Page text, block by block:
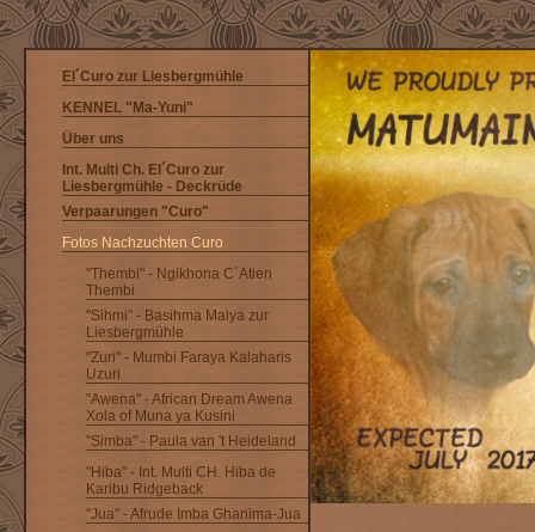
El´Curo zur Liesbergmühle
KENNEL "Ma-Yuni"
Über uns
Int. Multi Ch. El´Curo zur
Liesbergmühle - Deckrüde
Verpaarungen "Curo"
Fotos Nachzuchten Curo
"Thembi" - Ngikhona C´Atien
Thembi
"Sihmi" - Basihma Malya zur
Liesbergmühle
"Zuri" - Mumbi Faraya Kalaharis
Uzuri
"Awena" - African Dream Awena
Xola of Muna ya Kusini
"Simba" - Paula van 't Heideland
"Hiba" - Int. Multi CH. Hiba de
Karibu Ridgeback
"Jua" - Afrude Imba Ghanima-Jua